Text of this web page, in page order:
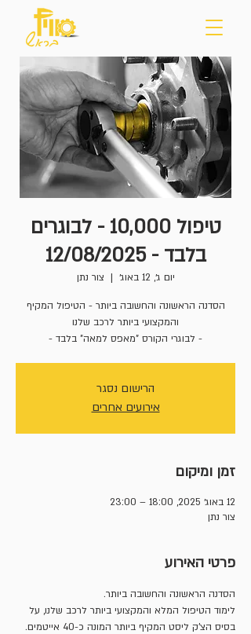
טיפול 10,000 - לבוגרים
בלבד - 12/08/2025
יום ג׳, 12 באוג׳
  |
צור נתן
הסדנה הראשונה והחשובה ביותר - הטיפול המקיף
- לבוגרי הקורס "מאפס למאה" בלבד -
הרישום נסגר
אירועים אחרים
זמן ומיקום
12 באוג׳ 2025, 18:00 – 23:00
צור נתן
פרטי האירוע
הסדנה הראשונה והחשובה ביותר.
לימוד הטיפול המלא והמקצועי ביותר לרכב שלנו, על
בסיס הצ'ק ליסט המקיף ביותר המונה כ-40 אייטמים.